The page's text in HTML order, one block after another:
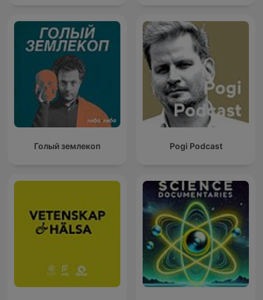
Голый землекоп Pogi Podcast